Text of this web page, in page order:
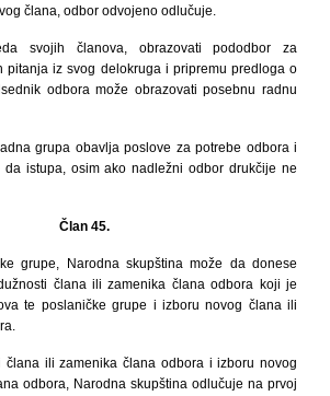
člana, odbor odvojeno odlučuje.
svojih članova, obrazovati pododbor za
pitanja iz svog delokruga i pripremu predloga o
odbora može obrazovati posebnu radnu
grupa obavlja poslove za potrebe odbora i
da istupa, osim ako nadležni odbor drukčije ne
Član 45.
grupe, Narodna skupština može da donese
člana ili zamenika člana odbora koji je
te poslaničke grupe i izboru novog člana ili
člana ili zamenika člana odbora i izboru novog
odbora, Narodna skupština odlučuje na prvoj